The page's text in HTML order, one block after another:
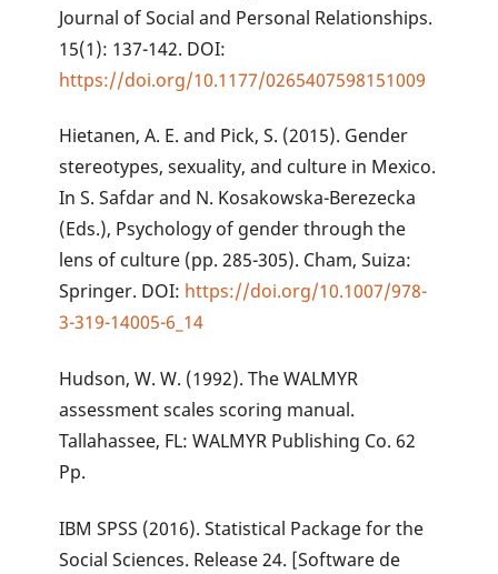
Journal of Social and Personal Relationships.
15(1): 137-142. DOI:
https://doi.org/10.1177/0265407598151009
Hietanen, A. E. and Pick, S. (2015). Gender
stereotypes, sexuality, and culture in Mexico.
In S. Safdar and N. Kosakowska-Berezecka
(Eds.), Psychology of gender through the
lens of culture (pp. 285-305). Cham, Suiza:
Springer. DOI: https://doi.org/10.1007/978-
3-319-14005-6_14
Hudson‚ W. W. (1992). The WALMYR
assessment scales scoring manual.
Tallahassee‚ FL: WALMYR Publishing Co. 62
Pp.
IBM SPSS (2016). Statistical Package for the
Social Sciences. Release 24. [Software de